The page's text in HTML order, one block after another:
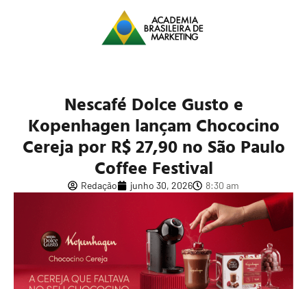
Nescafé Dolce Gusto e
Kopenhagen lançam Chococino
Cereja por R$ 27,90 no São Paulo
Coffee Festival
Redação junho 30, 2026 8:30 am